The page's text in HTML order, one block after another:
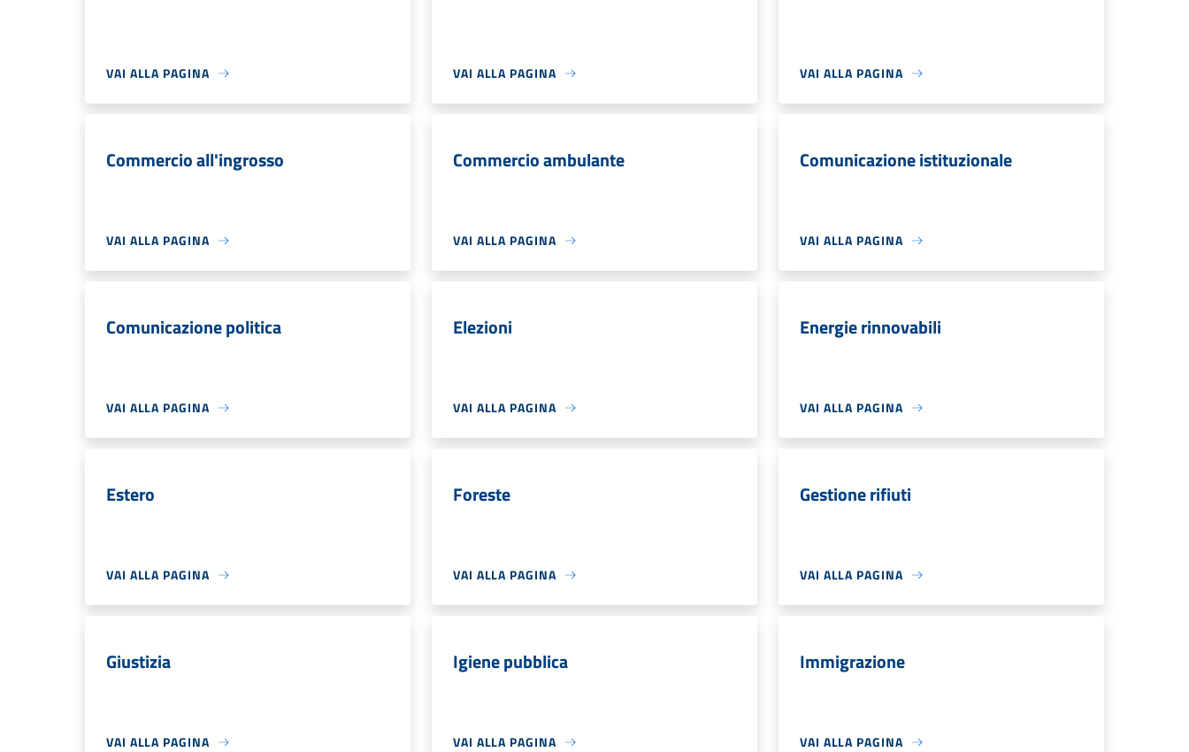
VAI ALLA PAGINA VAI ALLA PAGINA VAI ALLA PAGINA
Commercio all'ingrosso
VAI ALLA PAGINA
Commercio ambulante
VAI ALLA PAGINA
Comunicazione istituzionale
VAI ALLA PAGINA
Comunicazione politica
VAI ALLA PAGINA
Elezioni
VAI ALLA PAGINA
Energie rinnovabili
VAI ALLA PAGINA
Estero
VAI ALLA PAGINA
Foreste
VAI ALLA PAGINA
Gestione rifiuti
VAI ALLA PAGINA
Giustizia
VAI ALLA PAGINA
Igiene pubblica
VAI ALLA PAGINA
Immigrazione
VAI ALLA PAGINA